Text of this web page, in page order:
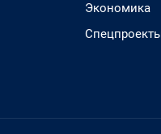
Экономика